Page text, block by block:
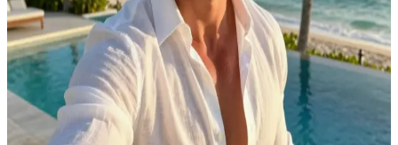
Gabriel